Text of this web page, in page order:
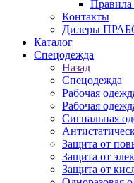
Правила
Контакты
Дилеры
Каталог
Спецодежда
Назад
Спецодежда
Рабочая
Рабочая
Сигнальная
Защита от
Защита от
Защита от